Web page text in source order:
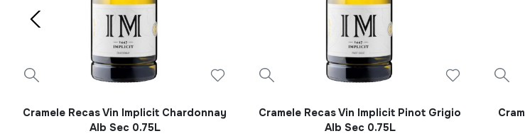
Cramele Recas Vin Implicit Chardonnay
Alb Sec 0.75L
Cramele Recas Vin Implicit Pinot Grigio
Alb Sec 0.75L